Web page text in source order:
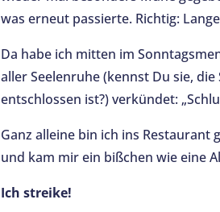
was erneut passierte. Richtig:
Da habe ich mitten im
aller Seelenruhe (kennst Du sie,
entschlossen ist?) verkündet:
Ganz alleine bin ich ins Restaurant
und kam mir ein bißchen wie eine
Ich streike!